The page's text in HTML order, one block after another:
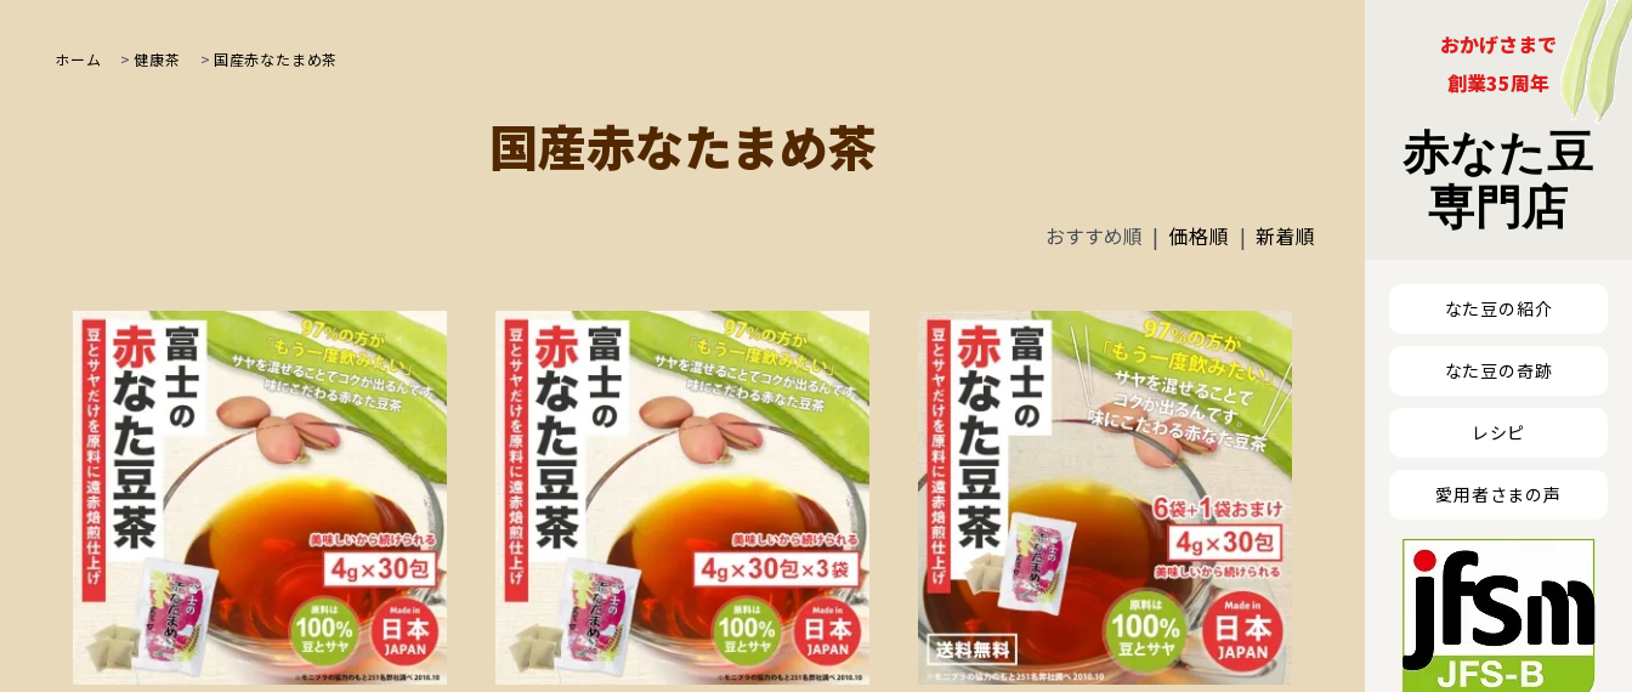
おかげさまで
創業35周年
赤なた豆
専門店
なた豆の紹介
なた豆の奇跡
レシピ
愛用者さまの声
ホーム >健康茶 > 国産赤なたまめ茶
国産赤なたまめ茶
おすすめ順 | 価格順 | 新着順